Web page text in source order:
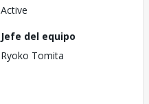
Active
Jefe del equipo
Ryoko Tomita